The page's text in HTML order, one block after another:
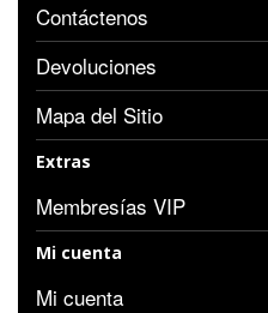
Contáctenos
Devoluciones
Mapa del Sitio
Extras
Membresías VIP
Mi cuenta
Mi cuenta